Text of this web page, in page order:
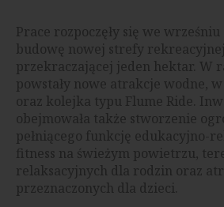
Prace rozpoczęły się we
budowę nowej strefy
przekraczającej jeden hektar. W
powstały nowe atrakcje wodne,
oraz kolejka typu Flume Ride.
obejmowała także stworzenie
pełniącego funkcję edukacyjno-
fitness na świeżym powietrzu,
relaksacyjnych dla rodzin oraz
przeznaczonych dla dzieci.